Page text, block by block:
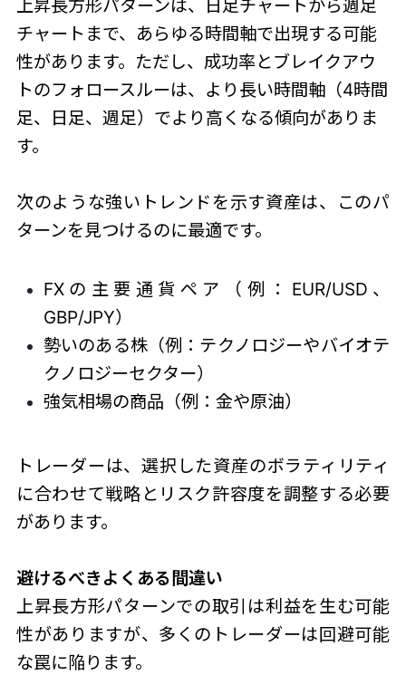
上昇長方形パターンは、日足チャートから週足
チャートまで、あらゆる時間軸で出現する可能
性があります。ただし、成功率とブレイクアウ
トのフォロースルーは、より長い時間軸（4時間
足、日足、週足）でより高くなる傾向がありま
す。
次のような強いトレンドを示す資産は、このパ
ターンを見つけるのに最適です。
FXの主要通貨ペア（例：EUR/USD、
GBP/JPY）
勢いのある株（例：テクノロジーやバイオテ
クノロジーセクター）
強気相場の商品（例：金や原油）
トレーダーは、選択した資産のボラティリティ
に合わせて戦略とリスク許容度を調整する必要
があります。
避けるべきよくある間違い
上昇長方形パターンでの取引は利益を生む可能
性がありますが、多くのトレーダーは回避可能
な罠に陥ります。